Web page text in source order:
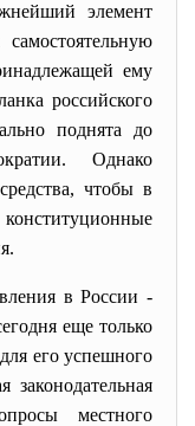
элемент
самостоятельную
ему
российского
поднята до
Однако
чтобы в
в России -
еще только
его успешного
законодательная
местного